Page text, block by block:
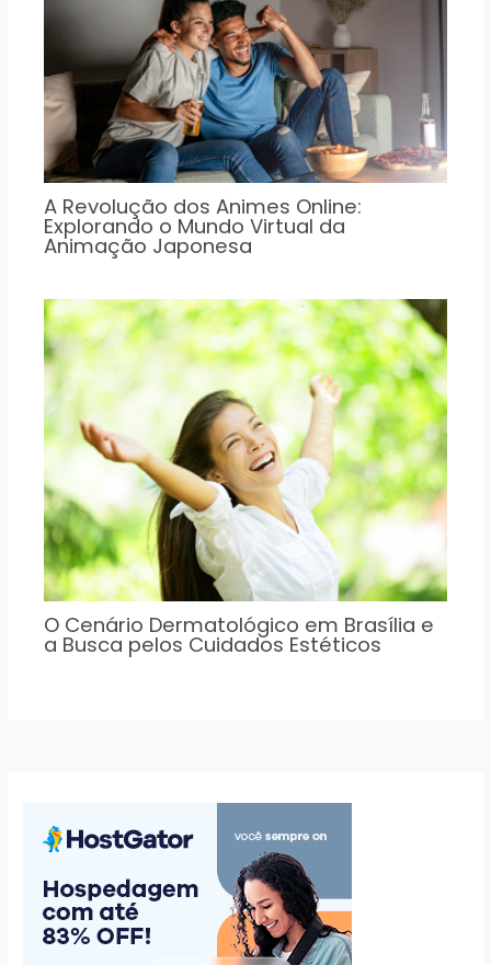
A Revolução dos Animes Online:
Explorando o Mundo Virtual da
Animação Japonesa
O Cenário Dermatológico em Brasília e
a Busca pelos Cuidados Estéticos